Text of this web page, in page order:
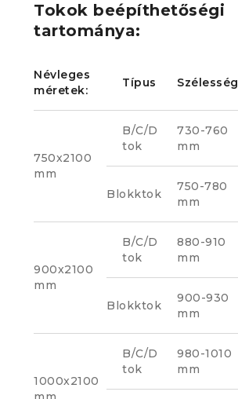
Tokok beépíthetőségi
tartománya:
Névleges
méretek:
Típus Szélesség
750x2100
mm
B/C/D
tok
730-760
mm
Blokktok
750-780
mm
900x2100
mm
B/C/D
tok
880-910
mm
Blokktok
900-930
mm
1000x2100
B/C/D
tok
980-1010
mm